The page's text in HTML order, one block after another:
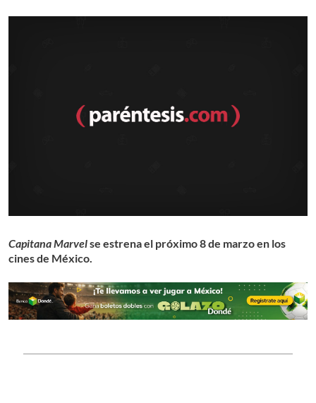
Capitana Marvelse estrena el próximo 8 de marzo en los
cines de México.